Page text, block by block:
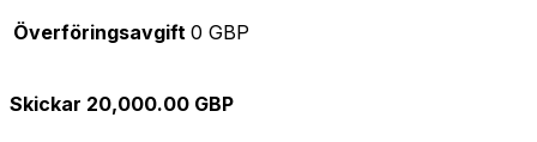
Överföringsavgift 0 GBP
Skickar 20,000.00 GBP